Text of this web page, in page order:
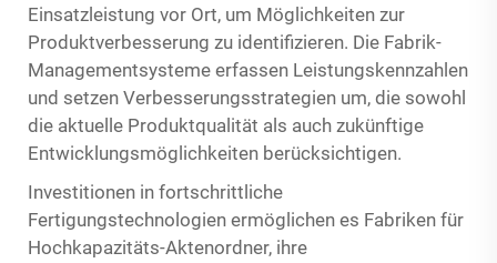
Einsatzleistung vor Ort, um Möglichkeiten zur
Produktverbesserung zu identifizieren. Die Fabrik-
Managementsysteme erfassen Leistungskennzahlen
und setzen Verbesserungsstrategien um, die sowohl
die aktuelle Produktqualität als auch zukünftige
Entwicklungsmöglichkeiten berücksichtigen.
Investitionen in fortschrittliche
Fertigungstechnologien ermöglichen es Fabriken für
Hochkapazitäts-Aktenordner, ihre